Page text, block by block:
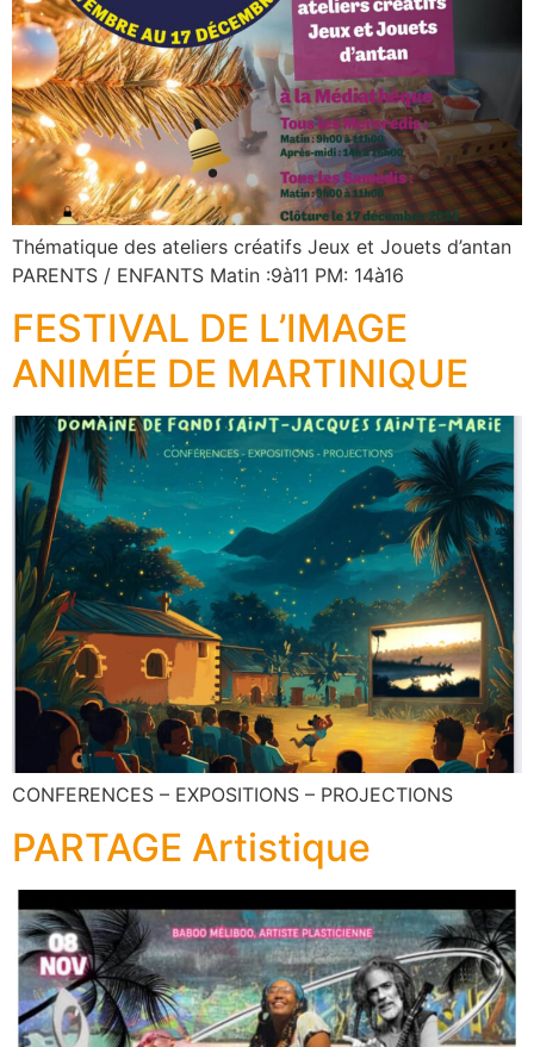
Thématique des ateliers créatifs Jeux et Jouets d’antan
PARENTS / ENFANTS Matin :9à11 PM: 14à16
FESTIVAL DE L’IMAGE
ANIMÉE DE MARTINIQUE
CONFERENCES – EXPOSITIONS – PROJECTIONS
PARTAGE Artistique